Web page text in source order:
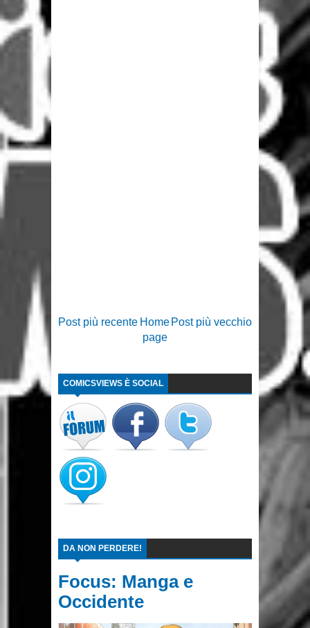
Post più recente Post più vecchio
Home
page
COMICSVIEWS È SOCIAL
DA NON PERDERE!
Focus: Manga e
Occidente